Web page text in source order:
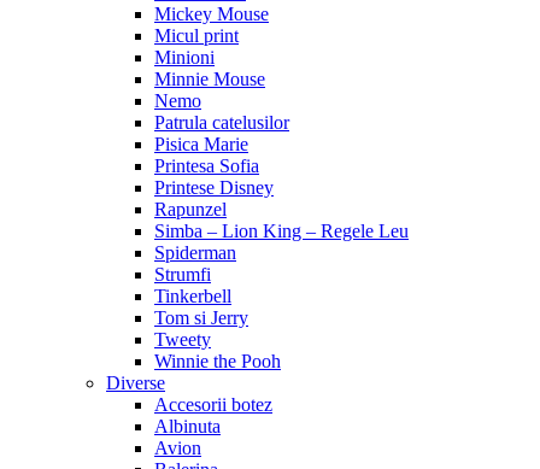
Mickey Mouse
Micul print
Minioni
Minnie Mouse
Nemo
Patrula catelusilor
Pisica Marie
Printesa Sofia
Printese Disney
Rapunzel
Simba – Lion King – Regele Leu
Spiderman
Strumfi
Tinkerbell
Tom si Jerry
Tweety
Winnie the Pooh
Diverse
Accesorii botez
Albinuta
Avion